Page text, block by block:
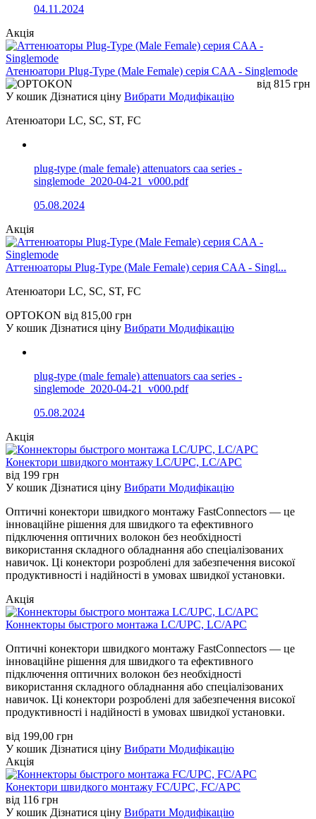
04.11.2024
Акція
Атенюатори Plug-Type (Male Female) серія CAA - Singlemode
від 815 грн
У кошик Дізнатися ціну Вибрати Модифікацію
Атенюатори LC, SC, ST, FC
plug-type (male female) attenuators caa series -
singlemode_2020-04-21_v000.pdf
05.08.2024
Акція
Аттенюаторы Plug-Type (Male Female) серия CAA - Singl...
Атенюатори LC, SC, ST, FC
OPTOKON від 815,00 грн
У кошик Дізнатися ціну Вибрати Модифікацію
plug-type (male female) attenuators caa series -
singlemode_2020-04-21_v000.pdf
05.08.2024
Акція
Конектори швидкого монтажу LC/UPC, LC/APC
від 199 грн
У кошик Дізнатися ціну Вибрати Модифікацію
Оптичні конектори швидкого монтажу FastConnectors — це
інноваційне рішення для швидкого та ефективного
підключення оптичних волокон без необхідності
використання складного обладнання або спеціалізованих
навичок. Ці конектори розроблені для забезпечення високої
продуктивності і надійності в умовах швидкої установки.
Акція
Коннекторы быстрого монтажа LC/UPC, LC/APC
Оптичні конектори швидкого монтажу FastConnectors — це
інноваційне рішення для швидкого та ефективного
підключення оптичних волокон без необхідності
використання складного обладнання або спеціалізованих
навичок. Ці конектори розроблені для забезпечення високої
продуктивності і надійності в умовах швидкої установки.
від 199,00 грн
У кошик Дізнатися ціну Вибрати Модифікацію
Акція
Конектори швидкого монтажу FC/UPC, FC/APC
від 116 грн
У кошик Дізнатися ціну Вибрати Модифікацію